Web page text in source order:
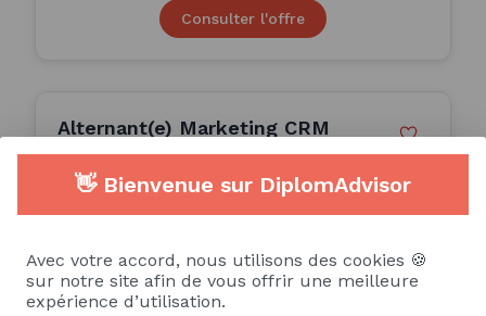
Consulter l'offre
Alternant(e) Marketing CRM
(H/F) / En Apprentissage
ALTERNANCE
Ebersheim (67)
12 Mois
👋 Bienvenue sur DiplomAdvisor
Avec votre accord, nous utilisons des cookies 🍪
sur notre site afin de vous offrir une meilleure
expérience d’utilisation.